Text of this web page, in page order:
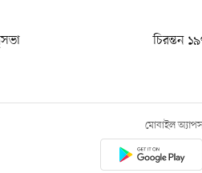
চিরন্তন
মোবাইল